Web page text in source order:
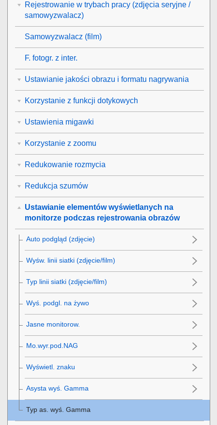
Rejestrowanie w trybach pracy (zdjęcia seryjne /
samowyzwalacz)
Samowyzwalacz (film)
F. fotogr. z inter.
Ustawianie jakości obrazu i formatu nagrywania
Korzystanie z funkcji dotykowych
Ustawienia migawki
Korzystanie z zoomu
Redukowanie rozmycia
Redukcja szumów
Ustawianie elementów wyświetlanych na
monitorze podczas rejestrowania obrazów
Auto podgląd (zdjęcie)
Wyśw. linii siatki (zdjęcie/film)
Typ linii siatki (zdjęcie/film)
Wyś. podgl. na żywo
Jasne monitorow.
Mo.wyr.pod.NAG
Wyświetl. znaku
Asysta wyś. Gamma
Typ as. wyś. Gamma